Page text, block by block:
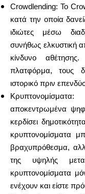
Crowdlending: Το
κατά την οποία
ιδιώτες μέσω
συνήθως ελκυστική
κίνδυνο
πλατφόρμα, τους
ιστορικό πριν
αποκεντρωμένα
κερδίσει
κρυπτονομίσματα
βραχυπρόθεσμα,
της υψηλής
κρυπτονομίσματα
ενέχουν και είστε